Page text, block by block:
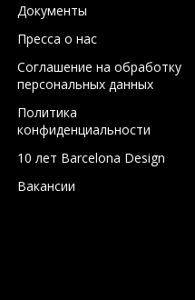
Документы
Пресса о нас
Соглашение на обработку
персональных данных
Политика
конфиденциальности
10 лет Barcelona Design
Вакансии